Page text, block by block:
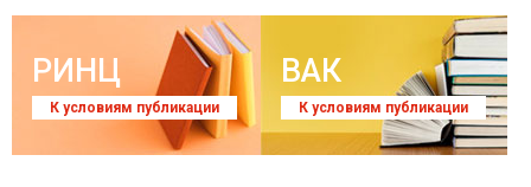
РИНЦ
К условиям публикации
ВАК
К условиям публикации